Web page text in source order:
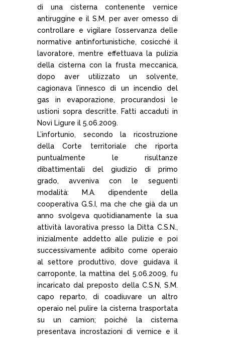
di una cisterna contenente vernice
antiruggine e il S.M. per aver omesso di
controllare e vigilare l’osservanza delle
normative antinfortunistiche, cosicché il
lavoratore, mentre effettuava la pulizia
della cisterna con la frusta meccanica,
dopo aver utilizzato un solvente,
cagionava l’innesco di un incendio del
gas in evaporazione, procurandosi le
ustioni sopra descritte. Fatti accaduti in
Novi Ligure il 5.06.2009.
L’infortunio, secondo la ricostruzione
della Corte territoriale che riporta
puntualmente le risultanze
dibattimentali del giudizio di primo
grado, avveniva con le seguenti
modalità: M.A. dipendente della
cooperativa G.S.I, ma che che già da un
anno svolgeva quotidianamente la sua
attività lavorativa presso la Ditta C.S.N.,
inizialmente addetto alle pulizie e poi
successivamente adibito come operaio
al settore produttivo, dove guidava il
carroponte, la mattina del 5.06.2009, fu
incaricato dal preposto della C.S.N, S.M.
capo reparto, di coadiuvare un altro
operaio nel pulire la cisterna trasportata
su un camion; poiché la cisterna
presentava incrostazioni di vernice e il